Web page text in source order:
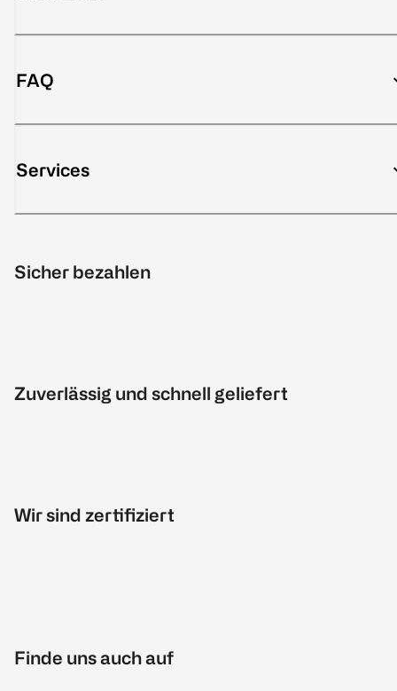
FAQ
Services
Sicher bezahlen
Zuverlässig und schnell geliefert
Wir sind zertifiziert
Finde uns auch auf